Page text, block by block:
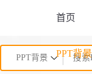
首页
PPT背景
PPT背景